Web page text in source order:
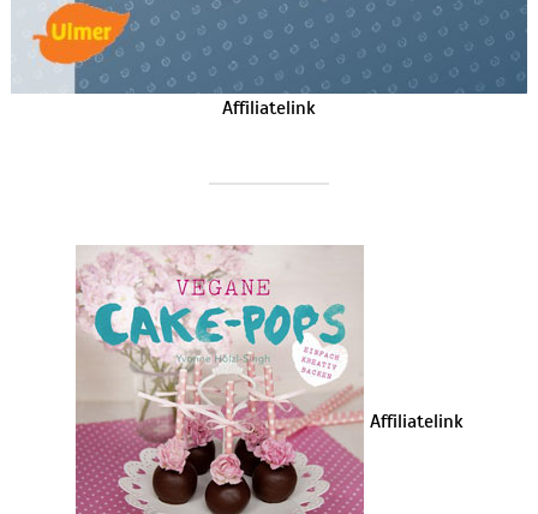
Affiliatelink
Affiliatelink